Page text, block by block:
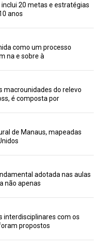
inclui 20 metas e estratégias
anos
como um processo
na e sobre à
macrounidades do relevo
é composta por
de Manaus, mapeadas
adotada nas aulas
não apenas
interdisciplinares com os
propostos